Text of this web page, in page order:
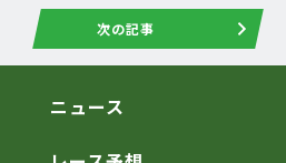
次の記事
ニュース